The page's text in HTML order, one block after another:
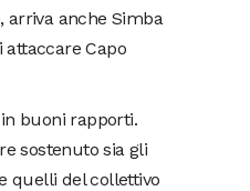
arriva anche Simba
attaccare Capo
buoni rapporti.
sostenuto sia gli
quelli del collettivo